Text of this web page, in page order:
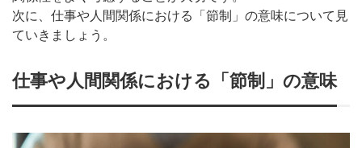
次に、仕事や人間関係における「節制」の意味について見
ていきましょう。
仕事や人間関係における「節制」の意味